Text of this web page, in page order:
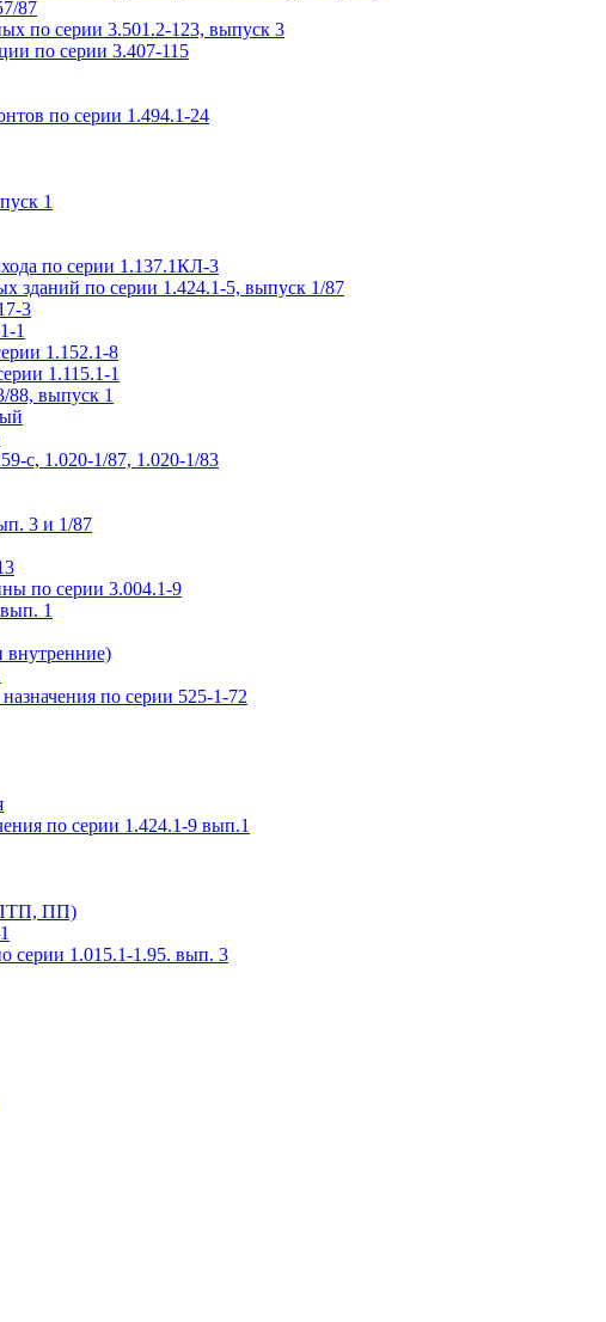
87
по серии 3.501.2-123, выпуск 3
по серии 3.407-115
по серии 1.494.1-24
1
по серии 1.137.1КЛ-3
зданий по серии 1.424.1-5, выпуск 1/87
3
1
1.152.1-8
1.115.1-1
88, выпуск 1
с, 1.020-1/87, 1.020-1/83
3 и 1/87
по серии 3.004.1-9
1
по серии 525-1-72
по серии 1.424.1-9 вып.1
ПТП, ПП)
1.015.1-1.95. вып. 3